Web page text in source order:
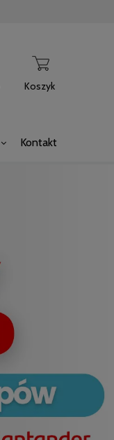
Koszyk
Kontakt